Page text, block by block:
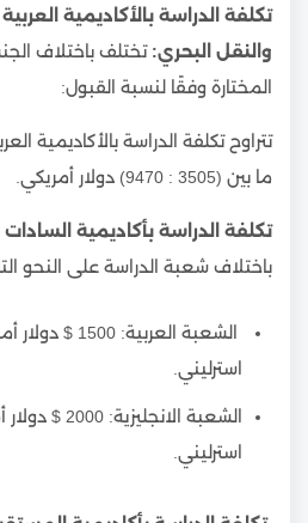
تكلفة الدراسة بالأكاديمية
والنقل البحري:تختلف باختلاف
المختارة وفقًا لنسبة القبول:
تتراوح تكلفة الدراسة بالأكاديمية
ما بين (3505 : 9470) دولار أمريكي.
تكلفة الدراسة بأكاديمية السادات
باختلاف شعبة الدراسة على النحو
استرليني.
استرليني.